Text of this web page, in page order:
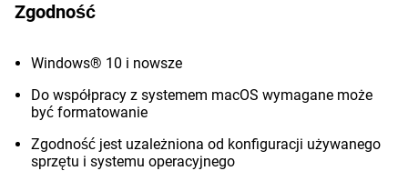
Zgodność
Windows® 10 i nowsze
Do współpracy z systemem macOS wymagane może
być formatowanie
Zgodność jest uzależniona od konfiguracji używanego
sprzętu i systemu operacyjnego